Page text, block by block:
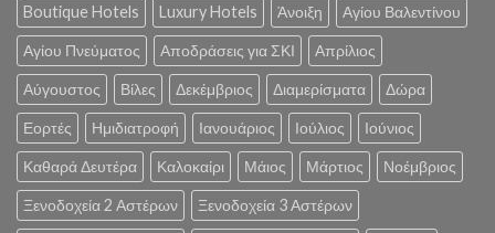
Boutique Hotels Luxury Hotels Άνοιξη Αγίου Βαλεντίνου
Αγίου Πνεύματος Αποδράσεις για ΣΚΙ Απρίλιος
Αύγουστος Βίλες Δεκέμβριος Διαμερίσματα Δώρα
Εορτές Ημιδιατροφή Ιανουάριος Ιούλιος Ιούνιος
Καθαρά Δευτέρα Καλοκαίρι Μάιος Μάρτιος Νοέμβριος
Ξενοδοχεία 2 Αστέρων Ξενοδοχεία 3 Αστέρων